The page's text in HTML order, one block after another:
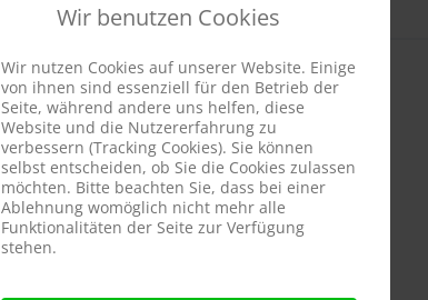
Wir benutzen Cookies
Wir nutzen Cookies auf unserer Website. Einige
von ihnen sind essenziell für den Betrieb der
Seite, während andere uns helfen, diese
Website und die Nutzererfahrung zu
verbessern (Tracking Cookies). Sie können
selbst entscheiden, ob Sie die Cookies zulassen
möchten. Bitte beachten Sie, dass bei einer
Ablehnung womöglich nicht mehr alle
Funktionalitäten der Seite zur Verfügung
stehen.